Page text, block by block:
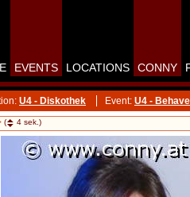
EVENTS LOCATIONS CONNY
U4 - Diskothek Event: U4 - Behave
( 4 sek.)